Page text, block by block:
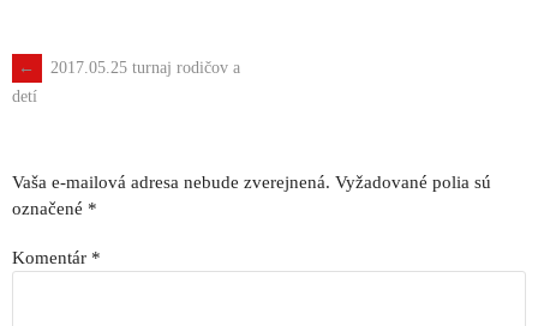
Navigácia
←
2017.05.25 turnaj rodičov a
detí
Vaša e-mailová adresa nebude zverejnená. Vyžadované polia sú
označené *
Komentár *